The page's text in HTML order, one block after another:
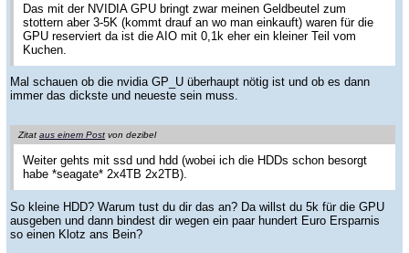
Das mit der NVIDIA GPU bringt zwar meinen Geldbeutel zum
stottern aber 3-5K (kommt drauf an wo man einkauft) waren für die
GPU reserviert da ist die AIO mit 0,1k eher ein kleiner Teil vom
Kuchen.
Mal schauen ob die nvidia GP_U überhaupt nötig ist und ob es dann
immer das dickste und neueste sein muss.
Zitat aus einem Post von dezibel
Weiter gehts mit ssd und hdd (wobei ich die HDDs schon besorgt
habe *seagate* 2x4TB 2x2TB).
So kleine HDD? Warum tust du dir das an? Da willst du 5k für die GPU
ausgeben und dann bindest dir wegen ein paar hundert Euro Ersparnis
so einen Klotz ans Bein?